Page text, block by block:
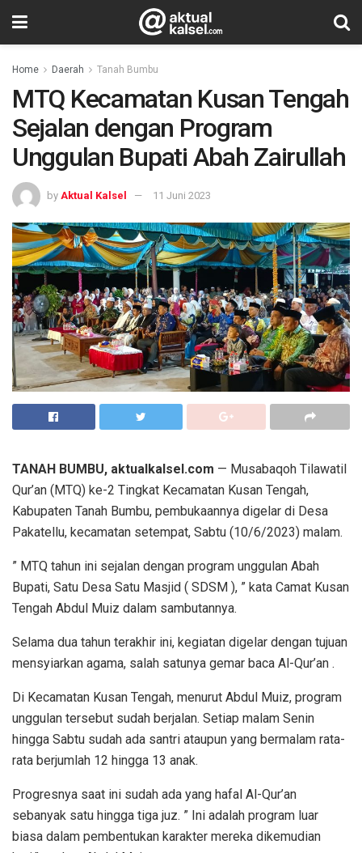
Home Daerah Tanah Bumbu
MTQ Kecamatan Kusan Tengah
Sejalan dengan Program
Unggulan Bupati Abah Zairullah
by Aktual Kalsel 11 Juni 2023
TANAH BUMBU, aktualkalsel.com — Musabaqoh Tilawatil
Qur’an (MTQ) ke-2 Tingkat Kecamatan Kusan Tengah,
Kabupaten Tanah Bumbu, pembukaannya digelar di Desa
Pakatellu, kecamatan setempat, Sabtu (10/6/2023) malam.
” MTQ tahun ini sejalan dengan program unggulan Abah
Bupati, Satu Desa Satu Masjid ( SDSM ), ” kata Camat Kusan
Tengah Abdul Muiz dalam sambutannya.
Selama dua tahun terakhir ini, kegiatan digelar dengan tujuan
mensyiarkan agama, salah satunya gemar baca Al-Qur’an .
Di Kecamatan Kusan Tengah, menurut Abdul Muiz, program
unggulan tersebut sudah berjalan. Setiap malam Senin
hingga Sabtu sudah ada santri ataupun yang bermalam rata-
rata berjumlah 12 hingga 13 anak.
Progresnya saat ini sudah ada yang hafal Al-Qur’an
sebanyak satu hingga tiga juz. ” Ini adalah program luar
biasa dalam pembentukan karakter mereka dikemudian